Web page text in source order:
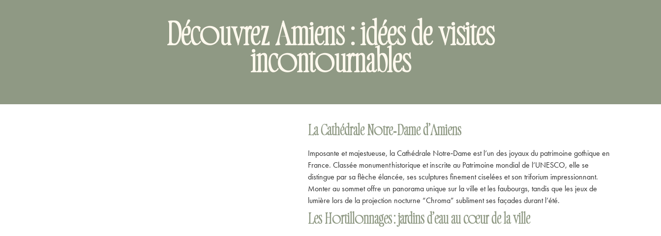
Découvrez Amiens : idées de visites
incontournables
La Cathédrale Notre‑Dame d’Amiens
Imposante et majestueuse, la Cathédrale Notre‑Dame est l’un des joyaux du patrimoine gothique en
France. Classée monument historique et inscrite au Patrimoine mondial de l’UNESCO, elle se
distingue par sa flèche élancée, ses sculptures finement ciselées et son triforium impressionnant.
Monter au sommet offre un panorama unique sur la ville et les faubourgs, tandis que les jeux de
lumière lors de la projection nocturne “Chroma” subliment ses façades durant l’été.
Les Hortillonnages : jardins d’eau au cœur de la ville